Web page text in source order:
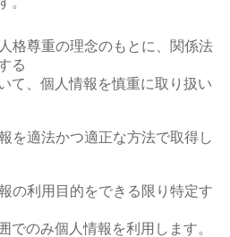
格尊重の理念のもとに、関係法
る
て、個人情報を慎重に取り扱い
を適法かつ適正な方法で取得し
の利用目的をできる限り特定す
のみ個人情報を利用します。